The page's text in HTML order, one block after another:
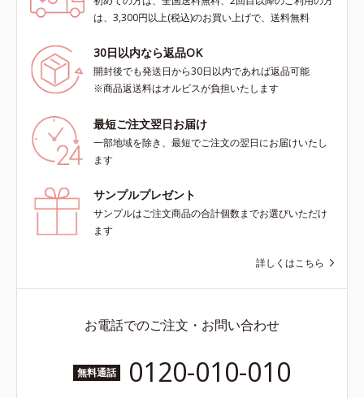
は、3,300円以上(税込)のお買い上げで、送料無料
30日以内なら返品OK
開封後でも発送日から30日以内であれば返品可能
※商品返送料はオルビスが負担いたします
最短ご注文翌日お届け
一部地域を除き、最短でご注文の翌日にお届けいたし
ます
サンプルプレゼント
サンプルはご注文商品の合計個数までお選びいただけ
ます
詳しくはこちら
お電話でのご注文・お問い合わせ
無料通話 0120-010-010